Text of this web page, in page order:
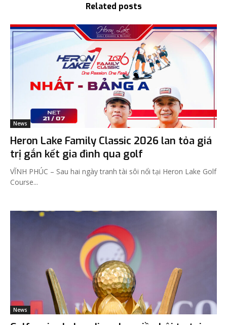
Related posts
News
Heron Lake Family Classic 2026 lan tỏa giá
trị gắn kết gia đình qua golf
VĨNH PHÚC – Sau hai ngày tranh tài sôi nổi tại Heron Lake Golf
Course...
News